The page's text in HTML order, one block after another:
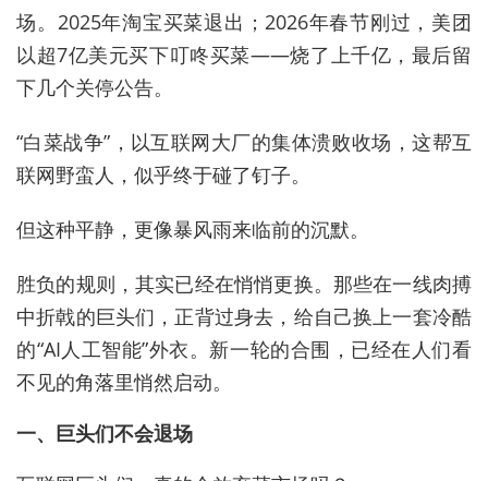
场。2025年淘宝买菜退出；2026年春节刚过，美团
以超7亿美元买下叮咚买菜——烧了上千亿，最后留
下几个关停公告。
“白菜战争”，以互联网大厂的集体溃败收场，这帮互
联网野蛮人，似乎终于碰了钉子。
但这种平静，更像暴风雨来临前的沉默。
胜负的规则，其实已经在悄悄更换。那些在一线肉搏
中折戟的巨头们，正背过身去，给自己换上一套冷酷
的“AI人工智能”外衣。新一轮的合围，已经在人们看
不见的角落里悄然启动。
一、巨头们不会退场